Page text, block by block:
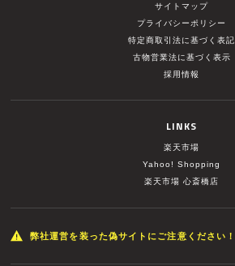
サイトマップ
プライバシーポリシー
特定商取引法に基づく表記
古物営業法に基づく表示
採用情報
LINKS
楽天市場
Yahoo! Shopping
楽天市場 心斎橋店
弊社運営を装った偽サイトにご注意ください！